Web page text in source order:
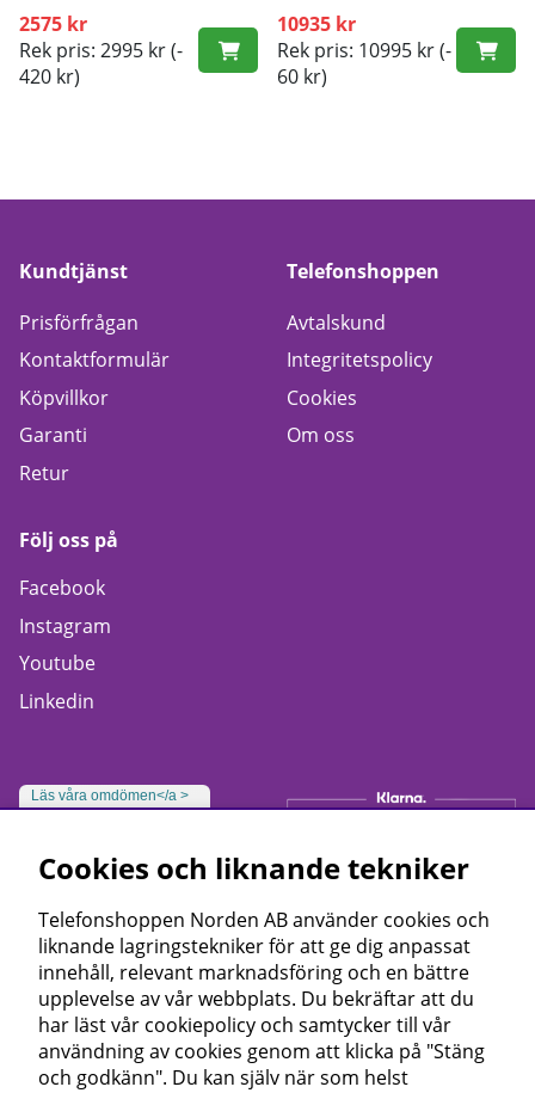
2575 kr
Rek pris: 2995 kr(-
420 kr)
10935 kr
Rek pris: 10995 kr(-
60 kr)
Kundtjänst
Prisförfrågan
Kontaktformulär
Köpvillkor
Garanti
Retur
Telefonshoppen
Avtalskund
Integritetspolicy
Cookies
Om oss
Följ oss på
Facebook
Instagram
Youtube
Linkedin
Läs våra omdömen</a >
Cookies och liknande tekniker
Telefonshoppen Norden AB använder cookies och
liknande lagringstekniker för att ge dig anpassat
innehåll, relevant marknadsföring och en bättre
upplevelse av vår webbplats. Du bekräftar att du
har läst vår cookiepolicy och samtycker till vår
användning av cookies genom att klicka på "Stäng
och godkänn". Du kan själv när som helst